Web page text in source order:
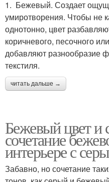
1. Бежевый. Создает
умиротворения. Чтобы не
однотонно, цвет
коричневого, песочного
добавляют разнообразие
текстиля.
читать дальше →
Бежевый цвет и
сочетание
интерьере с
Забавно, но сочетание